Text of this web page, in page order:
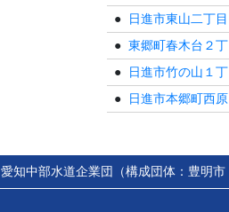
日進市東山二丁
東郷町春木台２
日進市竹の山１
日進市本郷町西
愛知中部水道企業団 （構成団体：豊明